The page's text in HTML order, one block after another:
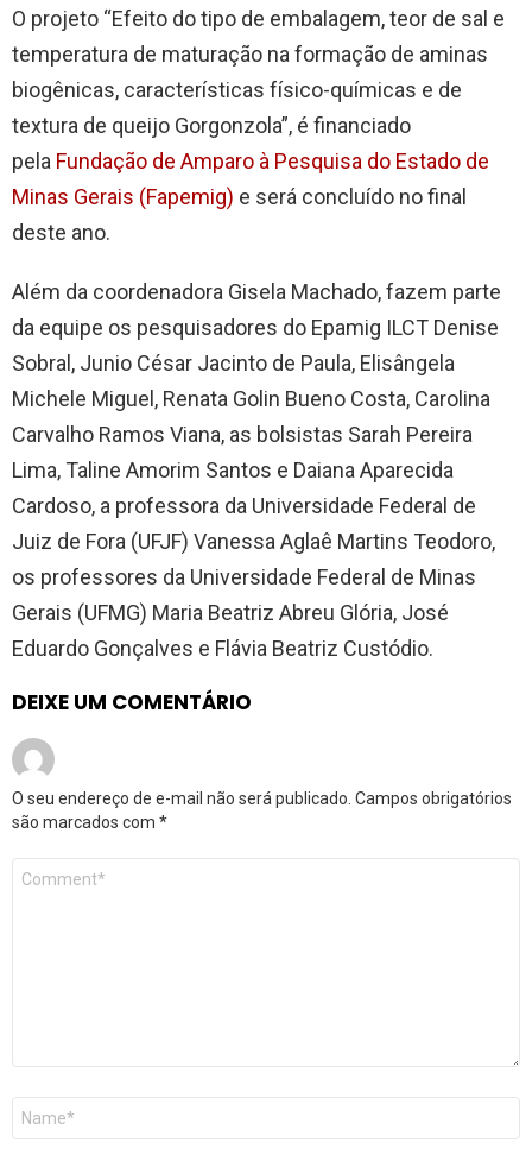
O projeto “Efeito do tipo de embalagem, teor de sal e
temperatura de maturação na formação de aminas
biogênicas, características físico-químicas e de
textura de queijo Gorgonzola”, é financiado
pela Fundação de Amparo à Pesquisa do Estado de
Minas Gerais (Fapemig) e será concluído no final
deste ano.
Além da coordenadora Gisela Machado, fazem parte
da equipe os pesquisadores do Epamig ILCT Denise
Sobral, Junio César Jacinto de Paula, Elisângela
Michele Miguel, Renata Golin Bueno Costa, Carolina
Carvalho Ramos Viana, as bolsistas Sarah Pereira
Lima, Taline Amorim Santos e Daiana Aparecida
Cardoso, a professora da Universidade Federal de
Juiz de Fora (UFJF) Vanessa Aglaê Martins Teodoro,
os professores da Universidade Federal de Minas
Gerais (UFMG) Maria Beatriz Abreu Glória, José
Eduardo Gonçalves e Flávia Beatriz Custódio.
DEIXE UM COMENTÁRIO
O seu endereço de e-mail não será publicado. Campos obrigatórios
são marcados com *
Comentário
Nome